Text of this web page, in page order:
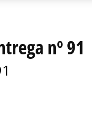
nº 91